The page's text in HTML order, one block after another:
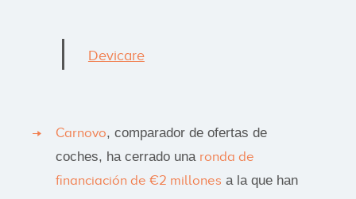
Devicare
Carnovo, comparador de ofertas de
coches, ha cerrado una ronda de
financiación de €2 millones a la que han